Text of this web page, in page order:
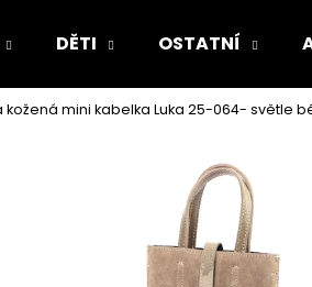
DĚTI OSTATNÍ
kožená mini kabelka Luka 25-064- světle
Co potřebujete najít?